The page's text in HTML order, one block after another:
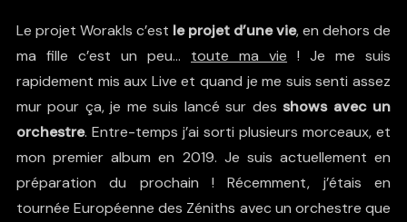
Le projet Worakls c’est le projet d’une vie, en dehors de
ma fille c’est un peu… toute ma vie ! Je me suis
rapidement mis aux Live et quand je me suis senti assez
mur pour ça, je me suis lancé sur desshows avec un
orchestre. Entre-temps j’ai sorti plusieurs morceaux, et
mon premier album en 2019. Je suis actuellement en
préparation du prochain ! Récemment, j’étais en
tournée Européenne des Zéniths avec un orchestre que